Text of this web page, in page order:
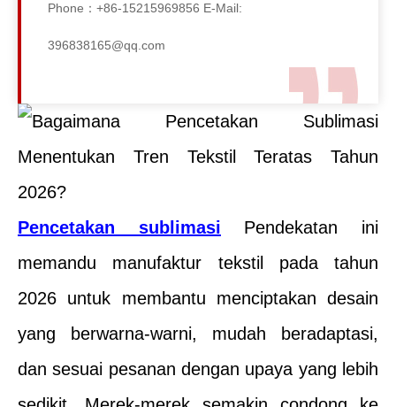
Phone：+86-15215969856 E-Mail:
396838165@qq.com
Pencetakan sublimasi Pendekatan ini
memandu manufaktur tekstil pada tahun
2026 untuk membantu menciptakan desain
yang berwarna-warni, mudah beradaptasi,
dan sesuai pesanan dengan upaya yang lebih